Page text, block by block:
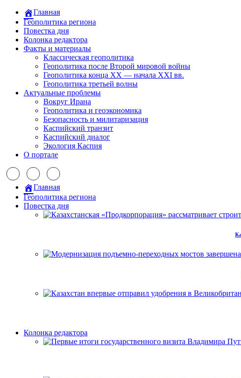
Главная
Геополитика региона
Повестка дня
Колонка редактора
Факты и материалы
Классическая геополитика
Геополитика после Второй мировой войны
Геополитика конца XX — начала XXI вв.
Геополитика третьей волны
Актуальные проблемы
Вокруг Ирана
Геополитика и геоэкономика
Безопасность и милитаризация
Каспийский транзит
Каспийский диалог
Экология Каспия
О портале
Главная
Геополитика региона
Повестка дня
Колонка редактора